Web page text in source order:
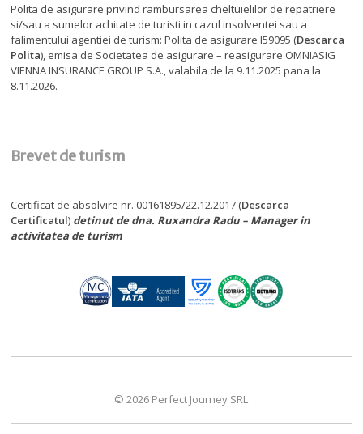
Polita de asigurare privind rambursarea cheltuielilor de repatriere
si/sau a sumelor achitate de turisti in cazul insolventei sau a
falimentului agentiei de turism: Polita de asigurare I59095 (Descarca
Polita), emisa de Societatea de asigurare – reasigurare OMNIASIG
VIENNA INSURANCE GROUP S.A., valabila de la 9.11.2025 pana la
8.11.2026.
Brevet de turism
Certificat de absolvire nr. 00161895/22.12.2017 (Descarca
Certificatul) detinut de dna. Ruxandra Radu – Manager in
activitatea de turism
© 2026 Perfect Journey SRL